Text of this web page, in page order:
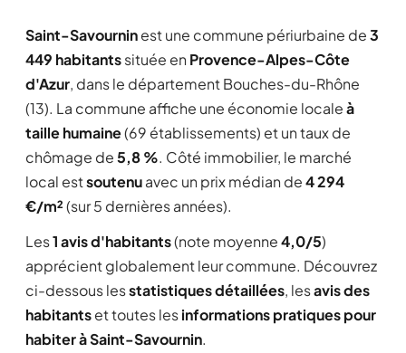
Saint-Savourninest une commune périurbaine de3
449 habitantssituée en Provence-Alpes-Côte
d'Azur, dans le département Bouches-du-Rhône
(13). La commune affiche une économie localeà
taille humaine(69 établissements) et un taux de
chômage de5,8 %. Côté immobilier, le marché
local estsoutenuavec un prix médian de4 294
€/m²(sur 5 dernières années).
Les1 avis d'habitants(note moyenne4,0/5)
apprécient globalement leur commune. Découvrez
ci-dessous lesstatistiques détaillées, lesavis des
habitantset toutes lesinformations pratiques pour
habiter à Saint-Savournin.